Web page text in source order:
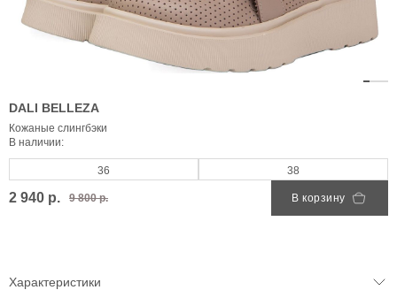
DALI BELLEZA
Кожаные слингбэки
В наличии:
36 38
2 940 р. 9 800 р. В корзину
Характеристики